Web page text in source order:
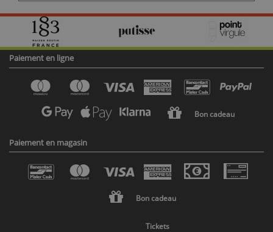
Paiement en ligne
Bon cadeau
Paiement en magasin
Bon cadeau
Tickets